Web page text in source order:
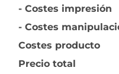
- Costes impresión
- Costes
Costes producto
Precio total